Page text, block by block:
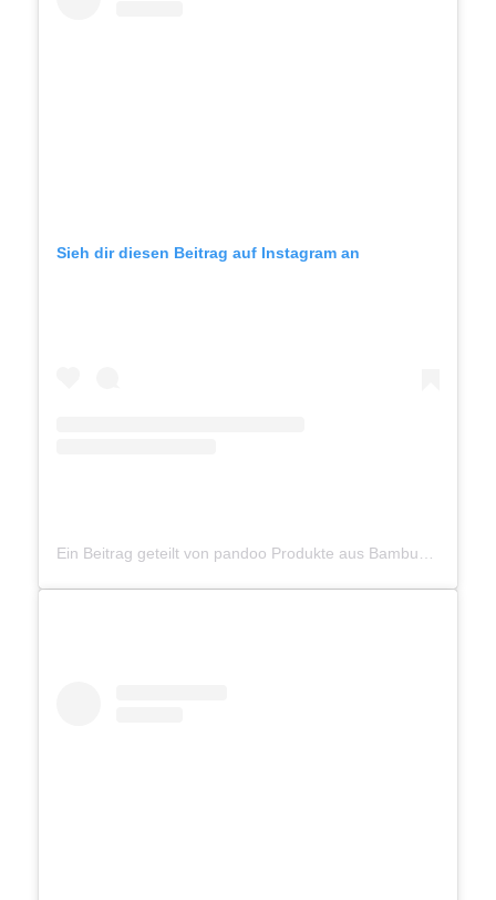
Sieh dir diesen Beitrag auf Instagram an